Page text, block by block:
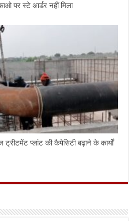
पर स्टे आर्डर नहीं मिला
ट्रीटमेंट प्लांट की कैपेसिटी बढ़ाने के कार्यों